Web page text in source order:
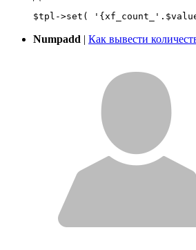
Numpadd | Как вывести